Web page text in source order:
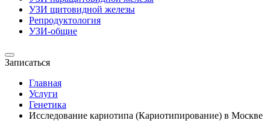
УЗИ щитовидной железы
Репродуктология
УЗИ-общие
Записаться
Главная
Услуги
Генетика
Исследование кариотипа (Кариотипирование) в Москве